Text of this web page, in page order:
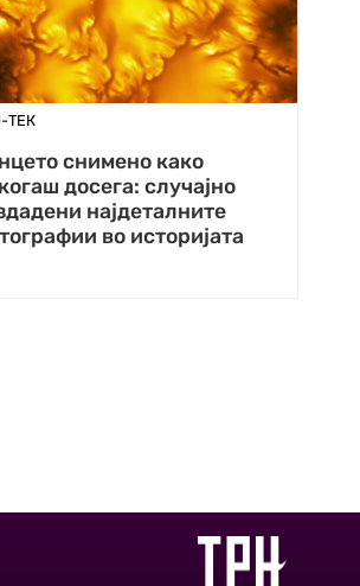
ТЕК
снимено како
досега: случајно
најдеталните
во историјата